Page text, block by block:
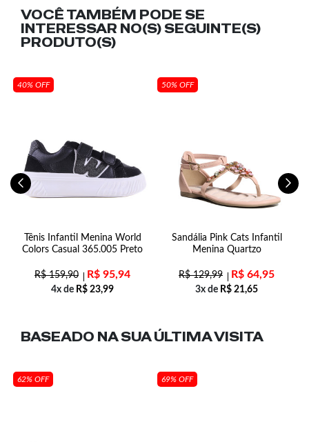
VOCÊ TAMBÉM PODE SE
INTERESSAR NO(S) SEGUINTE(S)
PRODUTO(S)
40% OFF
Tênis Infantil Menina World
Colors Casual 365.005 Preto
R$159,90 R$ 95,94
4x de R$ 23,99
50% OFF
Sandália Pink Cats Infantil
Menina Quartzo
R$129,99 R$ 64,95
3x de R$ 21,65
BASEADO NA SUAÚLTIMA VISITA
62% OFF 69% OFF